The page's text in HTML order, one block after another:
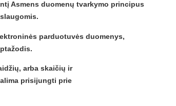
Asmens duomenų tvarkymo principus
parduotuvės duomenys,
arba skaičių ir
prisijungti prie